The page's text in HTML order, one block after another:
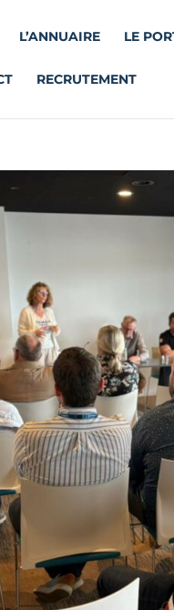
L’ANNUAIRE LE
RECRUTEMENT